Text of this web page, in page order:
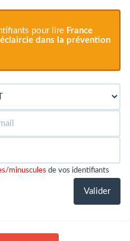
pour lire France
dans la prévention
minuscules de vos identifiants